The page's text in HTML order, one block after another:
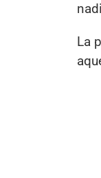
La